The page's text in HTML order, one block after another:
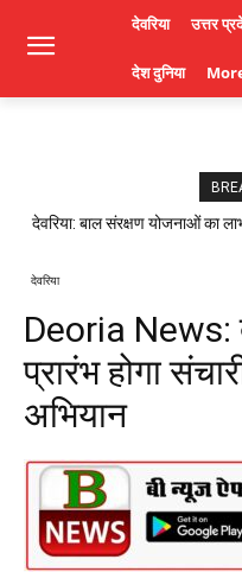
देवरिया उत्तर
देश दुनिया
देवरिया: बाल संरक्षण योजनाओं का
देवरिया
Deoria News:
प्रारंभ होगा
अभियान